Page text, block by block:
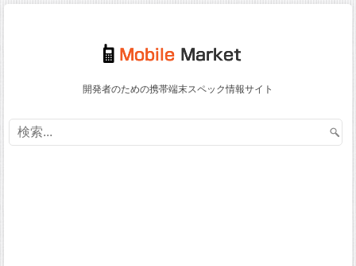
開発者のための携帯端末スペック情報サイト